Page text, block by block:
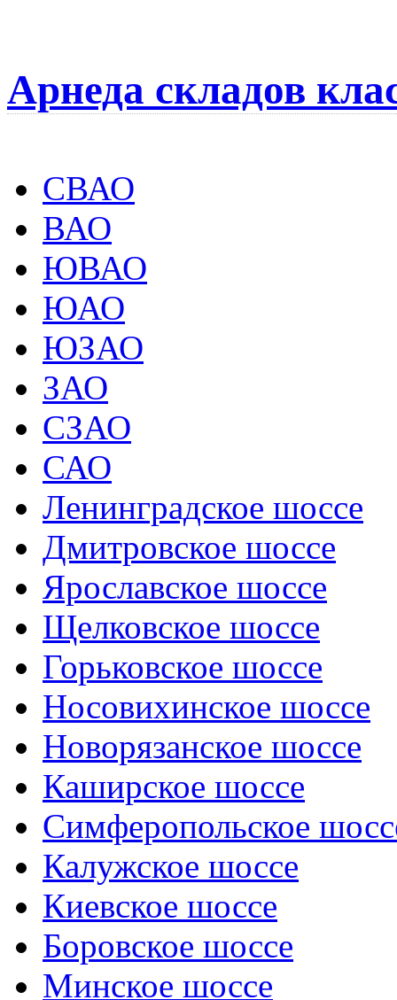
Арнеда складов
СВАО
ВАО
ЮВАО
ЮАО
ЮЗАО
ЗАО
СЗАО
САО
Ленинградское шоссе
Дмитровское шоссе
Ярославское шоссе
Щелковское шоссе
Горьковское шоссе
Носовихинское шоссе
Новорязанское шоссе
Каширское шоссе
Симферопольское
Калужское шоссе
Киевское шоссе
Боровское шоссе
Минское шоссе